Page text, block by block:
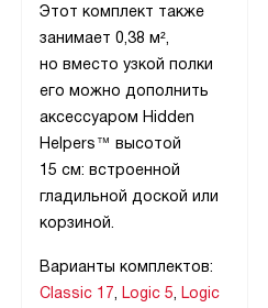
Этот комплект также
занимает 0,38 м²,
но вместо узкой полки
его можно дополнить
аксессуаром Hidden
Helpers™ высотой
15 см: встроенной
гладильной доской или
корзиной.
Варианты комплектов:
Classic 17
Logic 5 Logic